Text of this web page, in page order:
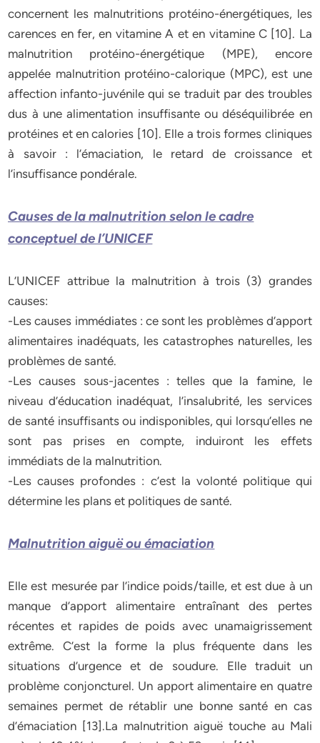
concernent les malnutritions protéino-énergétiques, les
carences en fer, en vitamine A et en vitamine C [10]. La
malnutrition protéino-énergétique (MPE), encore
appelée malnutrition protéino-calorique (MPC), est une
affection infanto-juvénile qui se traduit par des troubles
dus à une alimentation insuffisante ou déséquilibrée en
protéines et en calories [10]. Elle a trois formes cliniques
à savoir : l’émaciation, le retard de croissance et
l’insuffisance pondérale.
Causes de la malnutrition selon le cadre
conceptuel de l’UNICEF
L’UNICEF attribue la malnutrition à trois (3) grandes
causes:
-Les causes immédiates : ce sont les problèmes d’apport
alimentaires inadéquats, les catastrophes naturelles, les
problèmes de santé.
-Les causes sous-jacentes : telles que la famine, le
niveau d’éducation inadéquat, l’insalubrité, les services
de santé insuffisants ou indisponibles, qui lorsqu’elles ne
sont pas prises en compte, induiront les effets
immédiats de la malnutrition.
-Les causes profondes : c’est la volonté politique qui
détermine les plans et politiques de santé.
Malnutrition aiguë ou émaciation
Elle est mesurée par l’indice poids/taille, et est due à un
manque d’apport alimentaire entraînant des pertes
récentes et rapides de poids avec unamaigrissement
extrême. C’est la forme la plus fréquente dans les
situations d’urgence et de soudure. Elle traduit un
problème conjoncturel. Un apport alimentaire en quatre
semaines permet de rétablir une bonne santé en cas
d’émaciation [13].La malnutrition aiguë touche au Mali